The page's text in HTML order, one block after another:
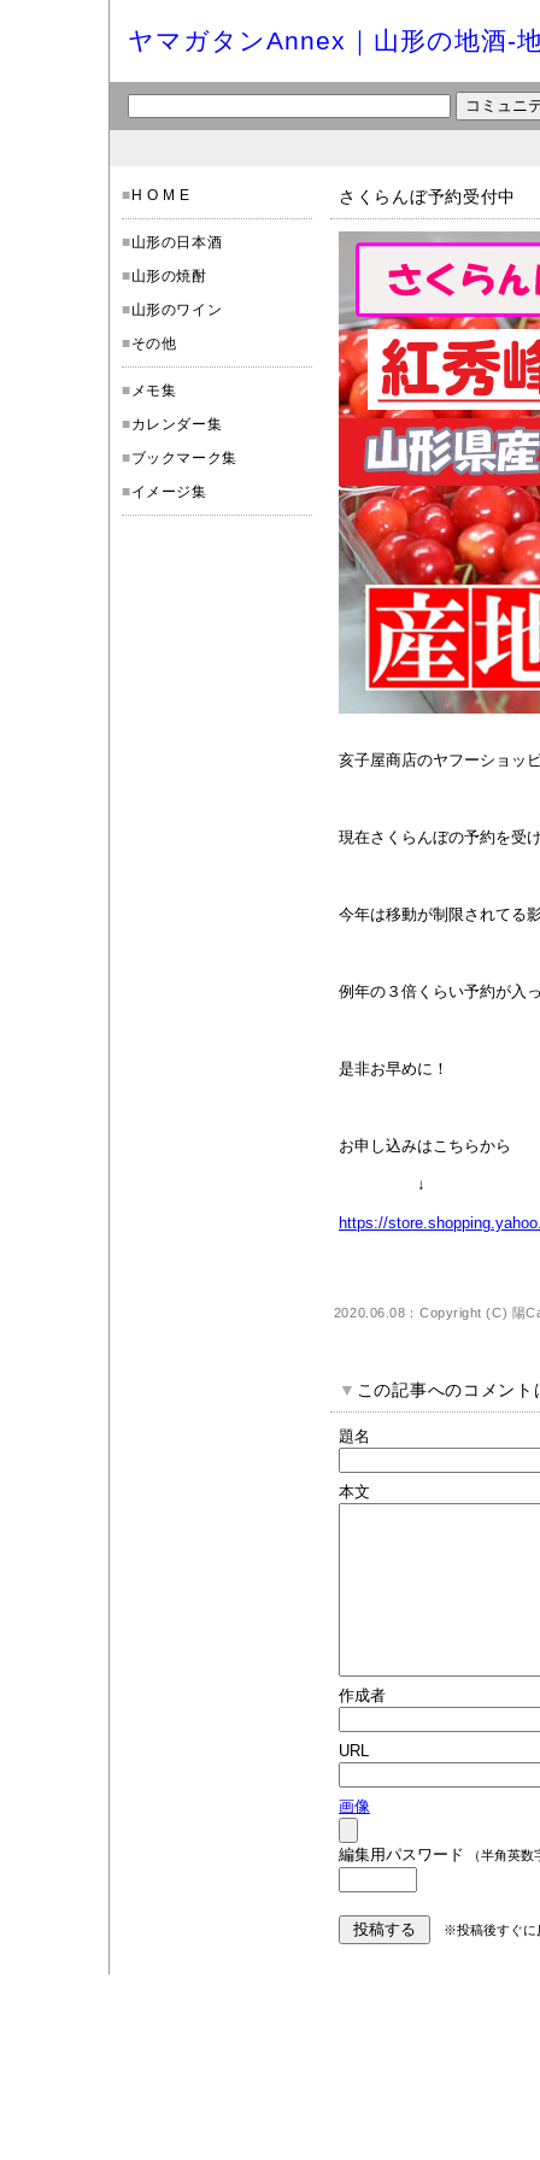
ヤマガタンAnnex｜山形の地酒-
■ H O M E
■山形の日本酒
■山形の焼酎
■山形のワイン
■その他
■ メモ集
■カレンダー集
■ブックマーク集
■イメージ集
さくらんぼ予約受付中
亥子屋商店のヤフーショッ
現在さくらんぼの予約を受
今年は移動が制限されてる
例年の３倍くらい予約が入
是非お早めに！
お申し込みはこちらから
↓
https://
2020.06.08：Copyright (C) 陽
▼ この記事へのコメント
題名
本文
作成者
URL
画像
編集用パスワード （半角英数
※投稿後すぐに